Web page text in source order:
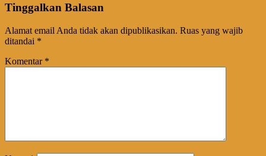
Tinggalkan Balasan
Alamat email Anda tidak akan dipublikasikan. Ruas yang wajib
ditandai *
Komentar *